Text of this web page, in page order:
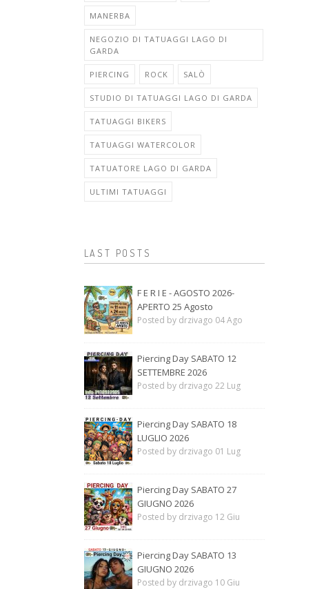
MANERBA
NEGOZIO DI TATUAGGI LAGO DI
GARDA
PIERCING ROCK SALÒ
STUDIO DI TATUAGGI LAGO DI GARDA
TATUAGGI BIKERS
TATUAGGI WATERCOLOR
TATUATORE LAGO DI GARDA
ULTIMI TATUAGGI
LAST POSTS
F E R I E - AGOSTO 2026-
APERTO 25 Agosto
Posted by drzivago 04 Ago
Piercing Day SABATO 12
SETTEMBRE 2026
Posted by drzivago 22 Lug
Piercing Day SABATO 18
LUGLIO 2026
Posted by drzivago 01 Lug
Piercing Day SABATO 27
GIUGNO 2026
Posted by drzivago 12 Giu
Piercing Day SABATO 13
GIUGNO 2026
Posted by drzivago 10 Giu